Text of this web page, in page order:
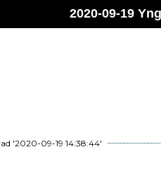
2020-09-19
'2020-09-19 14:38:44'